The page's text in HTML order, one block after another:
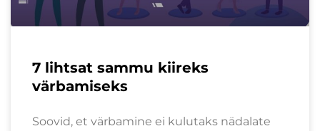
7 lihtsat sammu kiireks
värbamiseks
Soovid, et värbamine ei kulutaks nädalate